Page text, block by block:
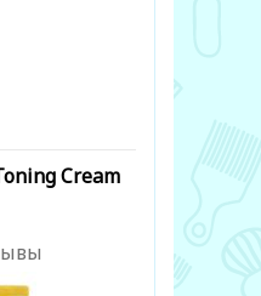
Cream